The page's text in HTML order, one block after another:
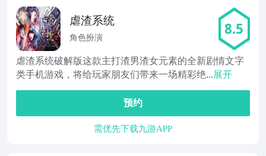
虐渣系统
角色扮演 8.5
虐渣系统破解版这款主打渣男渣女元素的全新剧情文字
类手机游戏，将给玩家朋友们带来一场精彩绝...展开
预约
需优先下载九游APP